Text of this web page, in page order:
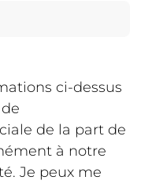
ci-dessus
de la part de
à notre
Je peux me